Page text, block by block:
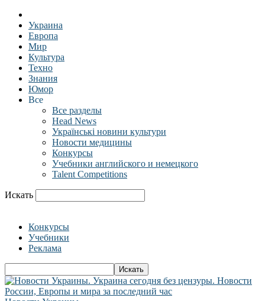
Украина
Европа
Мир
Культура
Техно
Знания
Юмор
Все
Все разделы
Head News
Українські новини культури
Новости медицины
Конкурсы
Учебники английского и немецкого
Talent Competitions
Искать
Конкурсы
Учебники
Реклама